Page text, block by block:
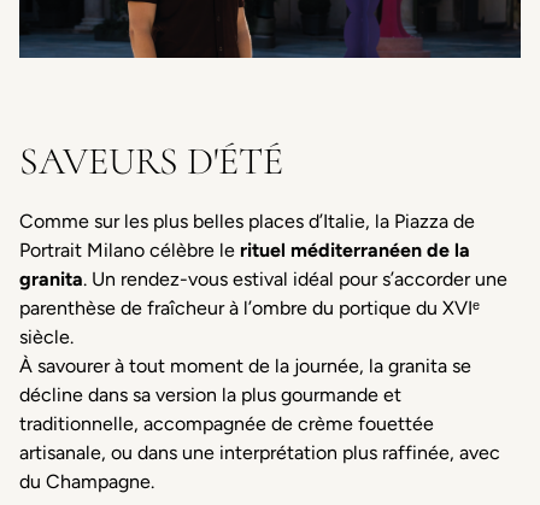
SAVEURS D'ÉTÉ
Comme sur les plus belles places d’Italie, la Piazza de
Portrait Milano célèbre le rituel méditerranéen de la
granita. Un rendez-vous estival idéal pour s’accorder une
parenthèse de fraîcheur à l’ombre du portique du XVIᵉ
siècle.
À savourer à tout moment de la journée, la granita se
décline dans sa version la plus gourmande et
traditionnelle, accompagnée de crème fouettée
artisanale, ou dans une interprétation plus raffinée, avec
du Champagne.